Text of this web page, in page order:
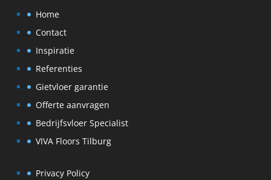
Home
Contact
Inspiratie
Referenties
Gietvloer garantie
Offerte aanvragen
Bedrijfsvloer Specialist
VIVA Floors Tilburg
Privacy Policy